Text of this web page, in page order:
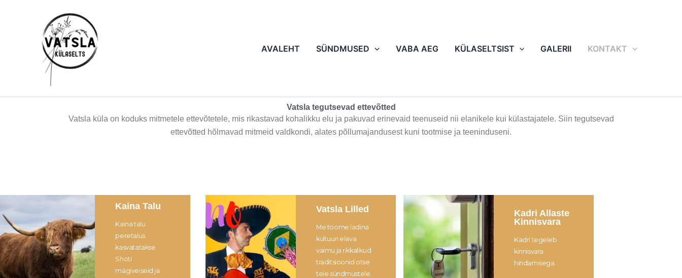
AVALEHT
SÜNDMUSED VABA AEG KÜLASELTSIST GALERII KONTAKT
Vatsla tegutsevad ettevõtted
Vatsla küla on koduks mitmetele ettevõtetele, mis rikastavad kohalikku elu ja pakuvad erinevaid teenuseid nii elanikele kui külastajatele. Siin tegutsevad
ettevõtted hõlmavad mitmeid valdkondi, alates põllumajandusest kuni tootmise ja teeninduseni.
Kaina Talu
Kaina talu
peretalus
kasvatatakse
Shoti
mägiveiseid ja
Vatsla Lilled
Me toome ladina
kultuuri elava
vaimu ja rikkalikud
traditsioonid otse
teie sündmustele.
Kadri Allaste
Kinnisvara
Kadri tegeleb
kinnisvara
hindamisega.